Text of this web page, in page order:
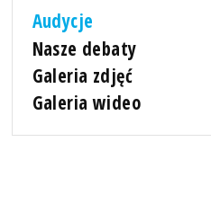
Audycje
Nasze debaty
Galeria zdjęć
Galeria wideo